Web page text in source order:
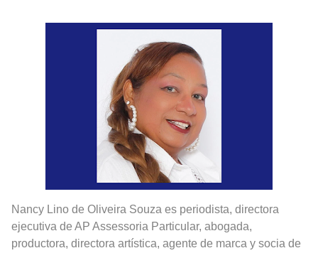
San Valentín Dibujos a Lápiz del 14 de Febrero
Que significan los cuadros de negras africanas?
El mundo del arte en pintura surrealista
Nancy Lino de Oliveira Souza es periodista, directora
ejecutiva de AP Assessoria Particular, abogada,
productora, directora artística, agente de marca y socia de